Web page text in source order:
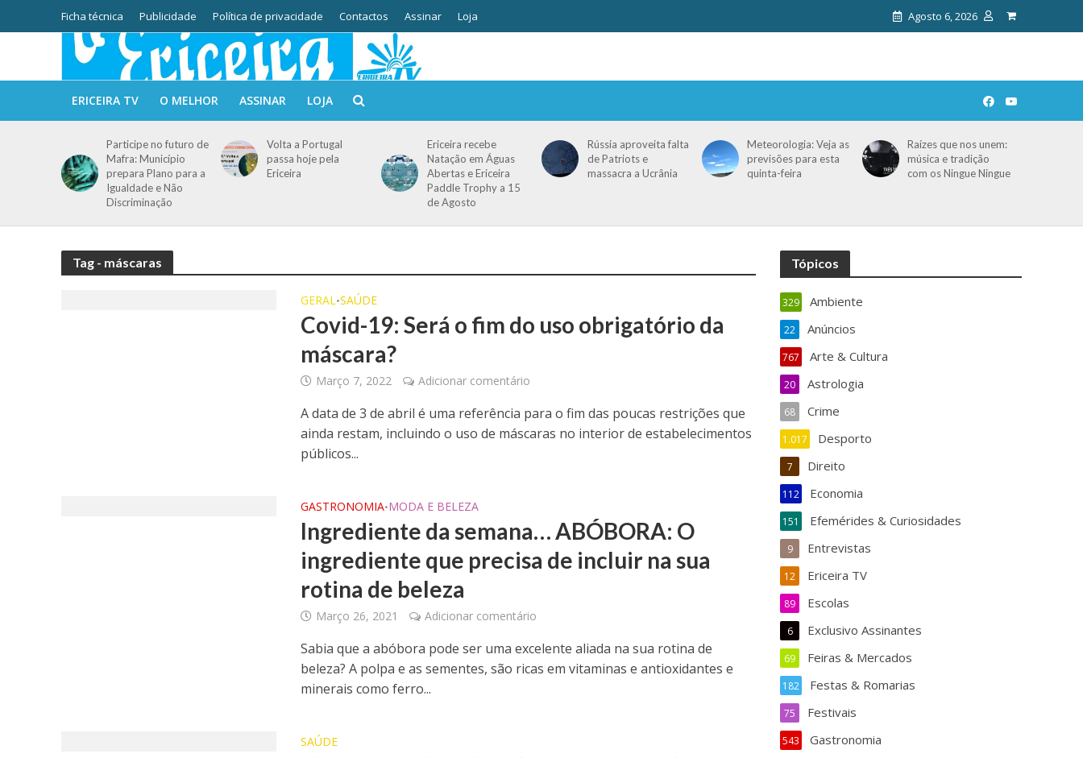
Ficha técnica Publicidade Política de privacidade Contactos Assinar Loja Agosto 6, 2026
ERICEIRA TV O MELHOR ASSINAR LOJA
Participe no futuro de
Mafra: Município
prepara Plano para a
Igualdade e Não
Discriminação
Volta a Portugal
passa hoje pela
Ericeira
Ericeira recebe
Natação em Águas
Abertas e Ericeira
Paddle Trophy a 15
de Agosto
Rússia aproveita falta
de Patriots e
massacra a Ucrânia
Meteorologia: Veja as
previsões para esta
quinta-feira
Raízes que nos unem:
música e tradição
com os Ningue Ningue
Tag - máscaras
GERAL•SAÚDE
Covid-19: Será o fim do uso obrigatório da
máscara?
Março 7, 2022 Adicionar comentário
A data de 3 de abril é uma referência para o fim das poucas restrições que
ainda restam, incluindo o uso de máscaras no interior de estabelecimentos
públicos...
GASTRONOMIA•MODA E BELEZA
Ingrediente da semana… ABÓBORA: O
ingrediente que precisa de incluir na sua
rotina de beleza
Março 26, 2021 Adicionar comentário
Sabia que a abóbora pode ser uma excelente aliada na sua rotina de
beleza? A polpa e as sementes, são ricas em vitaminas e antioxidantes e
minerais como ferro...
SAÚDE
Tópicos
Ambiente
329
Anúncios
22
Arte & Cultura
767
Astrologia
20
Crime
68
Desporto
1.017
Direito
7
Economia
112
Efemérides & Curiosidades
151
Entrevistas
9
Ericeira TV
12
Escolas
89
Exclusivo Assinantes
6
Feiras & Mercados
69
Festas & Romarias
182
Festivais
75
Gastronomia
543